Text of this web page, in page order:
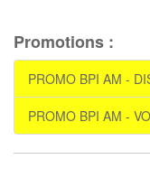
Promotions :
PROMO BPI AM -
PROMO BPI AM -